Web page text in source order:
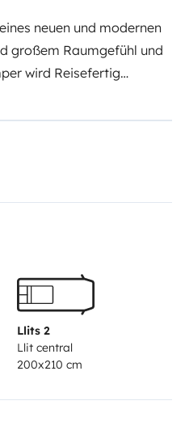
neuen und modernen
großem Raumgefühl und
wird Reisefertig
bei bedarf inkl. Bettzeug.
Satellit mit TV, WC
UND SPEZIELLES
GASFLASCHE
Llits 2
Llit central
200x210 cm